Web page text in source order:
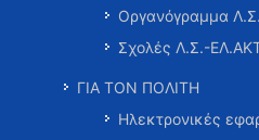
Οργανόγραμμα
Σχολές Λ.Σ.-
ΓΙΑ ΤΟΝ ΠΟΛΙΤΗ
Ηλεκτρονικές